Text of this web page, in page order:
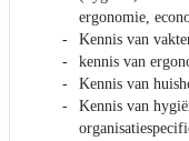
ergonomie,
Kennis van
kennis van
Kennis van
Kennis van